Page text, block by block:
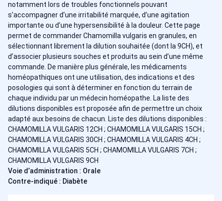
notamment lors de troubles fonctionnels pouvant
s’accompagner d’une irritabilité marquée, d’une agitation
importante ou d’une hypersensibilité à la douleur. Cette page
permet de commander Chamomilla vulgaris en granules, en
sélectionnant librement la dilution souhaitée (dont la 9CH), et
d’associer plusieurs souches et produits au sein d’une même
commande. De manière plus générale, les médicaments
homéopathiques ont une utilisation, des indications et des
posologies qui sont à déterminer en fonction du terrain de
chaque individu par un médecin homéopathe. La liste des
dilutions disponibles est proposée afin de permettre un choix
adapté aux besoins de chacun. Liste des dilutions disponibles :
CHAMOMILLA VULGARIS 12CH ; CHAMOMILLA VULGARIS 15CH ;
CHAMOMILLA VULGARIS 30CH ; CHAMOMILLA VULGARIS 4CH ;
CHAMOMILLA VULGARIS 5CH ; CHAMOMILLA VULGARIS 7CH ;
CHAMOMILLA VULGARIS 9CH
Voie d’administration : Orale
Contre-indiqué : Diabète